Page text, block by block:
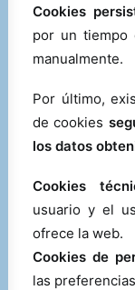
Cookies
por un tiempo
manualmente.
Por último,
de cookies
los datos
Cookies
usuario y el
ofrece la web.
Cookies de
las